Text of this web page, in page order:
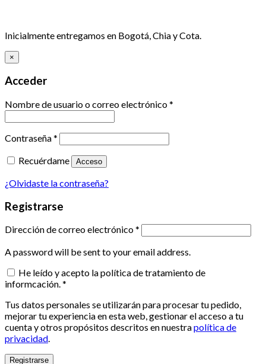
Inicialmente entregamos en Bogotá, Chia y Cota.
×
Acceder
Nombre de usuario o correo electrónico*
Contraseña*
Recuérdame
Acceso
¿Olvidaste la contraseña?
Registrarse
Dirección de correo electrónico*
A password will be sent to your email address.
He leído y acepto la política de tratamiento de
informcación.*
Tus datos personales se utilizarán para procesar tu pedido,
mejorar tu experiencia en esta web, gestionar el acceso a tu
cuenta y otros propósitos descritos en nuestrapolítica de
privacidad.
Registrarse